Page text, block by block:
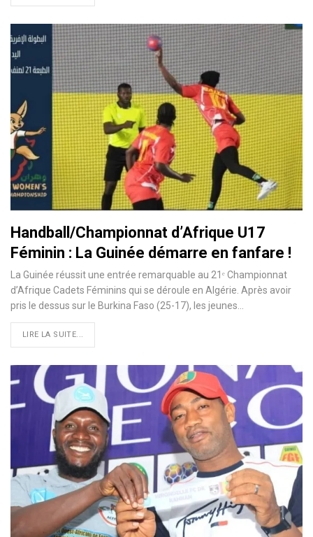
Handball/Championnat d’Afrique U17
Féminin : La Guinée démarre en fanfare !
La Guinée réussit une entrée remarquable au 21ᵉ Championnat
d’Afrique Cadets Féminins qui se déroule en Algérie. Après avoir
pris le dessus sur le Burkina Faso (25-17), les jeunes…
LIRE LA SUITE...